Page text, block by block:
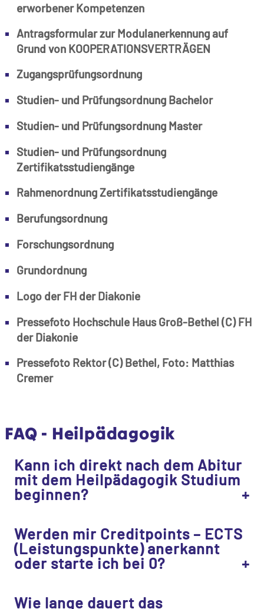
erworbener Kompetenzen
Antragsformular zur Modulanerkennung auf
Grund von KOOPERATIONSVERTRÄGEN
Zugangsprüfungsordnung
Studien- und Prüfungsordnung Bachelor
Studien- und Prüfungsordnung Master
Studien- und Prüfungsordnung
Zertifikatsstudiengänge
Rahmenordnung Zertifikatsstudiengänge
Berufungsordnung
Forschungsordnung
Grundordnung
Logo der FH der Diakonie
Pressefoto Hochschule Haus Groß-Bethel (C) FH
der Diakonie
Pressefoto Rektor (C) Bethel, Foto: Matthias
Cremer
FAQ - Heilpädagogik
Kann ich direkt nach dem Abitur
mit dem Heilpädagogik Studium
beginnen?
Werden mir Creditpoints – ECTS
(Leistungspunkte) anerkannt
oder starte ich bei 0?
Wie lange dauert das